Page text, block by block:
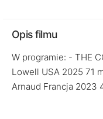
Opis filmu
W programie: - THE
Lowell USA 2025 71
Arnaud Francja 2023